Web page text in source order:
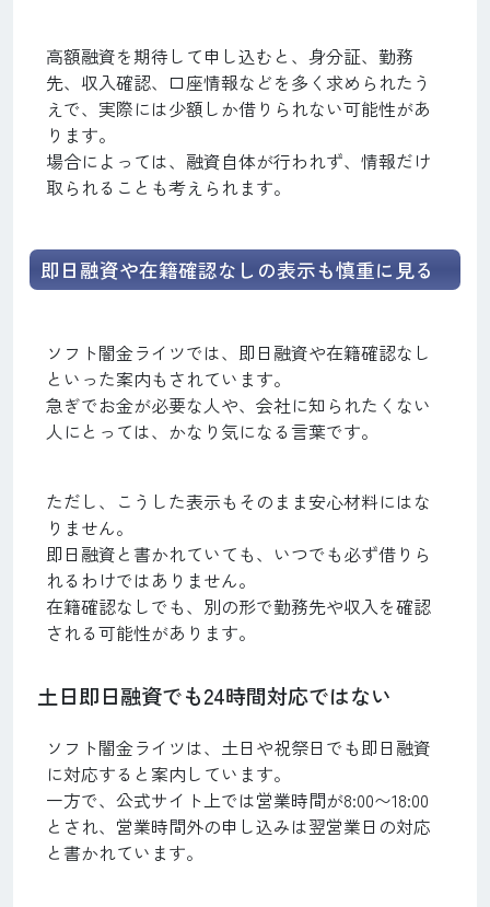
高額融資を期待して申し込むと、身分証、勤務
先、収入確認、口座情報などを多く求められたう
えで、実際には少額しか借りられない可能性があ
ります。
場合によっては、融資自体が行われず、情報だけ
取られることも考えられます。
即日融資や在籍確認なしの表示も慎重に見る
ソフト闇金ライツでは、即日融資や在籍確認なし
といった案内もされています。
急ぎでお金が必要な人や、会社に知られたくない
人にとっては、かなり気になる言葉です。
ただし、こうした表示もそのまま安心材料にはな
りません。
即日融資と書かれていても、いつでも必ず借りら
れるわけではありません。
在籍確認なしでも、別の形で勤務先や収入を確認
される可能性があります。
土日即日融資でも24時間対応ではない
ソフト闇金ライツは、土日や祝祭日でも即日融資
に対応すると案内しています。
一方で、公式サイト上では営業時間が8:00〜18:00
とされ、営業時間外の申し込みは翌営業日の対応
と書かれています。